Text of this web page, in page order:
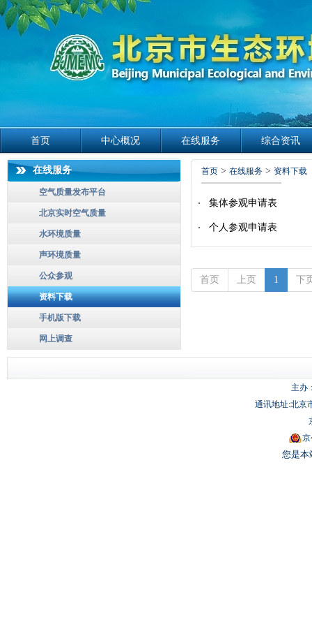
首页 中心概况 在线服务 综合资讯
在线服务
空气质量发布平台
北京实时空气质量
水环境质量
声环境质量
公众参观
资料下载
手机版下载
网上调查
首页 > 在线服务 > 资料下载
集体参观申请表
个人参观申请表
首页 上页 1 下
主办
通讯地址:北京
京
您是本